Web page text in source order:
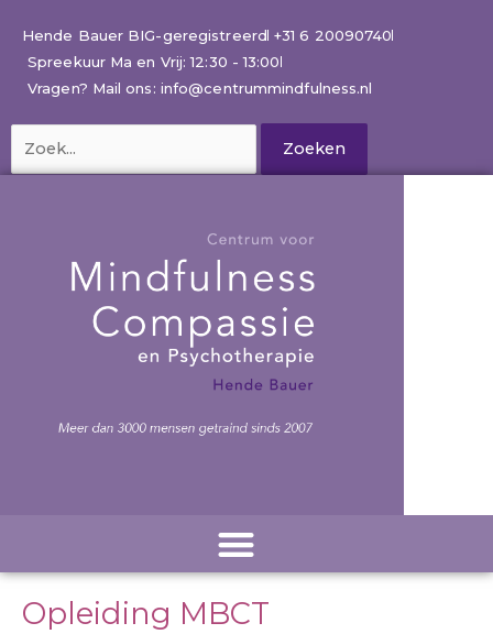
naar
inhoud
Hende Bauer BIG-geregistreerd +31 6 20090740
Spreekuur Ma en Vrij: 12:30 - 13:00
Vragen? Mail ons: info@centrummindfulness.nl
naar:
Opleiding MBCT